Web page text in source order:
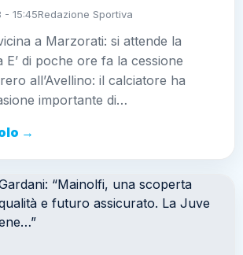
- 15:45Redazione Sportiva
a Marzorati: si attende la
E’ di poche ore fa la cessione
all’Avellino: il calciatore ha
importante di…
→